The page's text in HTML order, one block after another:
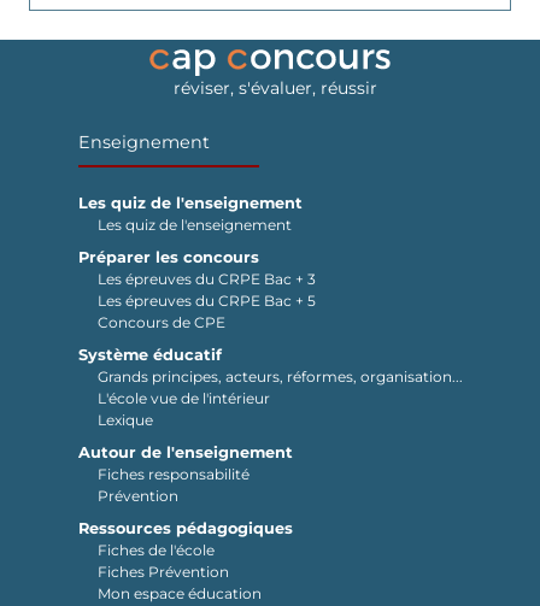
réviser, s'évaluer, réussir
Enseignement
Les quiz de l'enseignement
Les quiz de l'enseignement
Préparer les concours
Les épreuves du CRPE Bac + 3
Les épreuves du CRPE Bac + 5
Concours de CPE
Système éducatif
Grands principes, acteurs, réformes, organisation...
L'école vue de l'intérieur
Lexique
Autour de l'enseignement
Fiches responsabilité
Prévention
Ressources pédagogiques
Fiches de l'école
Fiches Prévention
Mon espace éducation